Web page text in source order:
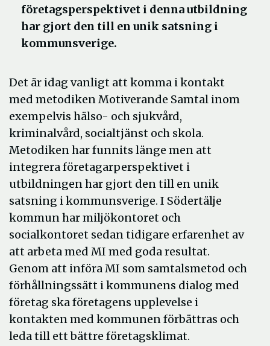
företagsperspektivet i denna utbildning
har gjort den till en unik satsning i
kommunsverige.
Det är idag vanligt att komma i kontakt
med metodiken Motiverande Samtal inom
exempelvis hälso- och sjukvård,
kriminalvård, socialtjänst och skola.
Metodiken har funnits länge men att
integrera företagarperspektivet i
utbildningen har gjort den till en unik
satsning i kommunsverige. I Södertälje
kommun har miljökontoret och
socialkontoret sedan tidigare erfarenhet av
att arbeta med MI med goda resultat.
Genom att införa MI som samtalsmetod och
förhållningssätt i kommunens dialog med
företag ska företagens upplevelse i
kontakten med kommunen förbättras och
leda till ett bättre företagsklimat.